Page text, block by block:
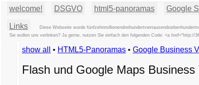
welcome! DSGVO html5-panoramas Google
Links
Diese Webseite wurde
Sie wollen uns verlinken? Ja gerne, nutzen Sie einfach den folgenden Code: <a href="http://
show all • HTML5-Panoramas • Google Business
Flash und Google Maps